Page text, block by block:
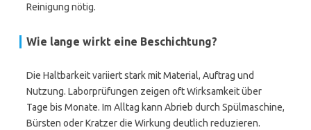
Reinigung nötig.
Wie lange wirkt eine Beschichtung?
Die Haltbarkeit variiert stark mit Material, Auftrag und
Nutzung. Laborprüfungen zeigen oft Wirksamkeit über
Tage bis Monate. Im Alltag kann Abrieb durch Spülmaschine,
Bürsten oder Kratzer die Wirkung deutlich reduzieren.